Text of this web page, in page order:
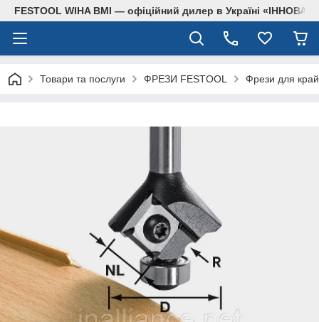
FESTOOL WIHA BMI — офіційний дилер в Україні
Товари та послуги ФРЕЗИ FESTOOL Фрези для